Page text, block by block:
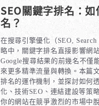
SEO關鍵字排名：
名？
在搜尋引擎優化（SEO,
略中，關鍵字排名直接影響網
Google搜尋結果的前幾名不僅
來更多精準流量與轉換。本篇
排名的運作機制，並探討如何
化、技術SEO、連結建設等策
你的網站在競爭激烈的市場中